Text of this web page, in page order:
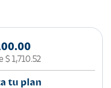
$ 1,710.52
tu plan